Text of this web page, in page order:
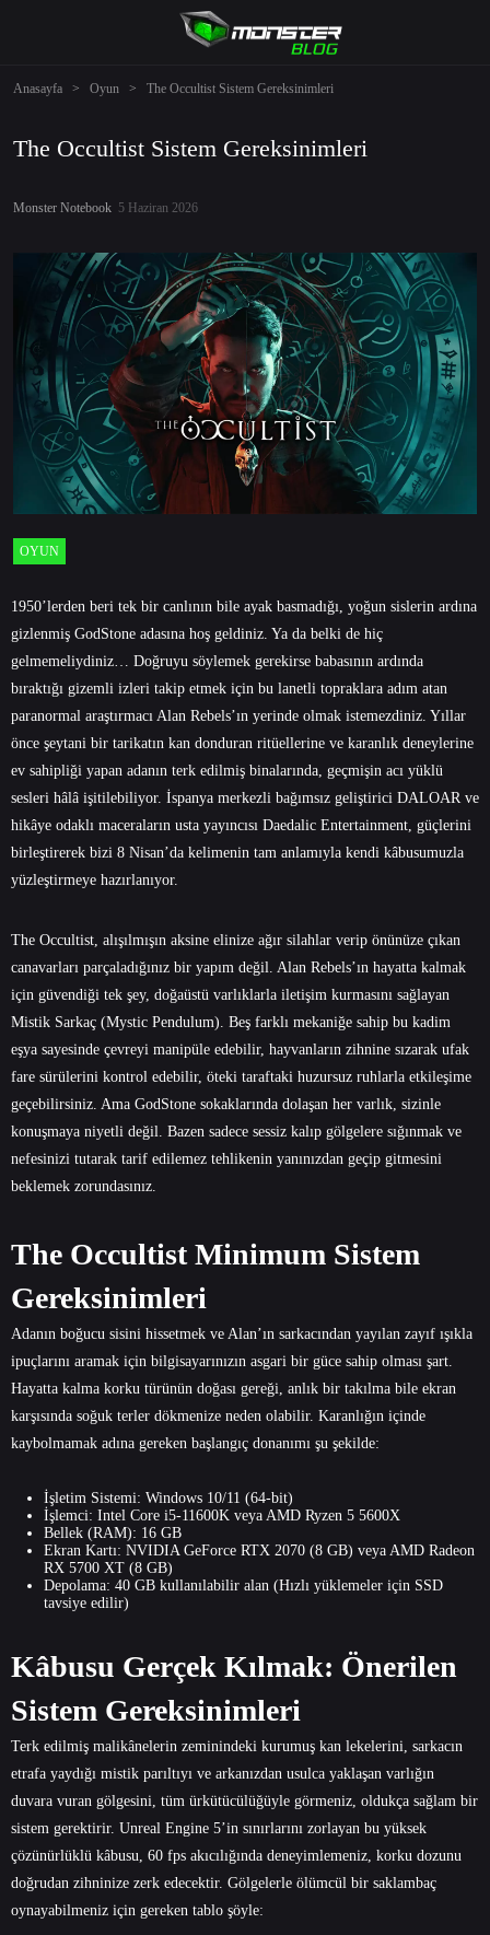
Anasayfa > Oyun > The Occultist Sistem Gereksinimleri
The Occultist Sistem Gereksinimleri
Monster Notebook 5 Haziran 2026
OYUN
1950’lerden beri tek bir canlının bile ayak basmadığı, yoğun sislerin ardına
gizlenmiş GodStone adasına hoş geldiniz. Ya da belki de hiç
gelmemeliydiniz… Doğruyu söylemek gerekirse babasının ardında
bıraktığı gizemli izleri takip etmek için bu lanetli topraklara adım atan
paranormal araştırmacı Alan Rebels’ın yerinde olmak istemezdiniz. Yıllar
önce şeytani bir tarikatın kan donduran ritüellerine ve karanlık deneylerine
ev sahipliği yapan adanın terk edilmiş binalarında, geçmişin acı yüklü
sesleri hâlâ işitilebiliyor. İspanya merkezli bağımsız geliştirici DALOAR ve
hikâye odaklı maceraların usta yayıncısı Daedalic Entertainment, güçlerini
birleştirerek bizi 8 Nisan’da kelimenin tam anlamıyla kendi kâbusumuzla
yüzleştirmeye hazırlanıyor.
The Occultist, alışılmışın aksine elinize ağır silahlar verip önünüze çıkan
canavarları parçaladığınız bir yapım değil. Alan Rebels’ın hayatta kalmak
için güvendiği tek şey, doğaüstü varlıklarla iletişim kurmasını sağlayan
Mistik Sarkaç (Mystic Pendulum). Beş farklı mekaniğe sahip bu kadim
eşya sayesinde çevreyi manipüle edebilir, hayvanların zihnine sızarak ufak
fare sürülerini kontrol edebilir, öteki taraftaki huzursuz ruhlarla etkileşime
geçebilirsiniz. Ama GodStone sokaklarında dolaşan her varlık, sizinle
konuşmaya niyetli değil. Bazen sadece sessiz kalıp gölgelere sığınmak ve
nefesinizi tutarak tarif edilemez tehlikenin yanınızdan geçip gitmesini
beklemek zorundasınız.
The Occultist Minimum Sistem
Gereksinimleri
Adanın boğucu sisini hissetmek ve Alan’ın sarkacından yayılan zayıf ışıkla
ipuçlarını aramak için bilgisayarınızın asgari bir güce sahip olması şart.
Hayatta kalma korku türünün doğası gereği, anlık bir takılma bile ekran
karşısında soğuk terler dökmenize neden olabilir. Karanlığın içinde
kaybolmamak adına gereken başlangıç donanımı şu şekilde:
İşletim Sistemi: Windows 10/11 (64-bit)
İşlemci: Intel Core i5-11600K veya AMD Ryzen 5 5600X
Bellek (RAM): 16 GB
Ekran Kartı: NVIDIA GeForce RTX 2070 (8 GB) veya AMD Radeon
RX 5700 XT (8 GB)
Depolama: 40 GB kullanılabilir alan (Hızlı yüklemeler için SSD
tavsiye edilir)
Kâbusu Gerçek Kılmak: Önerilen
Sistem Gereksinimleri
Terk edilmiş malikânelerin zeminindeki kurumuş kan lekelerini, sarkacın
etrafa yaydığı mistik parıltıyı ve arkanızdan usulca yaklaşan varlığın
duvara vuran gölgesini, tüm ürkütücülüğüyle görmeniz, oldukça sağlam bir
sistem gerektirir. Unreal Engine 5’in sınırlarını zorlayan bu yüksek
çözünürlüklü kâbusu, 60 fps akıcılığında deneyimlemeniz, korku dozunu
doğrudan zihninize zerk edecektir. Gölgelerle ölümcül bir saklambaç
oynayabilmeniz için gereken tablo şöyle: